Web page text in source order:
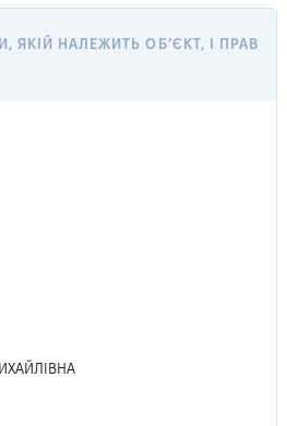
ЯКІЙ НАЛЕЖИТЬ ОБ’ЄКТ, І ПРАВ